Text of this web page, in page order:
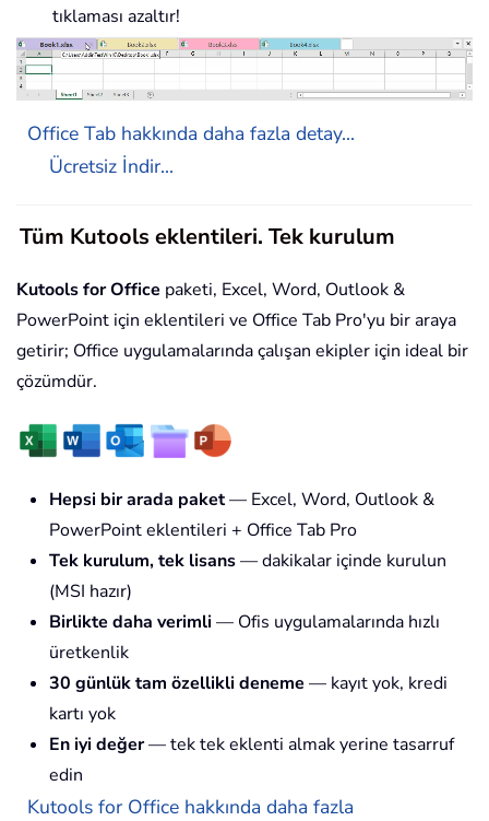
tıklaması azaltır!
Office Tab hakkında daha fazla detay...
Ücretsiz İndir...
Tüm Kutools eklentileri. Tek kurulum
Kutools for Office paketi, Excel, Word, Outlook &
PowerPoint için eklentileri ve Office Tab Pro'yu bir araya
getirir; Office uygulamalarında çalışan ekipler için ideal bir
çözümdür.
Hepsi bir arada paket— Excel, Word, Outlook &
PowerPoint eklentileri + Office Tab Pro
Tek kurulum, tek lisans— dakikalar içinde kurulun
(MSI hazır)
Birlikte daha verimli — Ofis uygulamalarında hızlı
üretkenlik
30 günlük tam özellikli deneme — kayıt yok, kredi
kartı yok
En iyi değer— tek tek eklenti almak yerine tasarruf
edin
Kutools for Office hakkında daha fazla